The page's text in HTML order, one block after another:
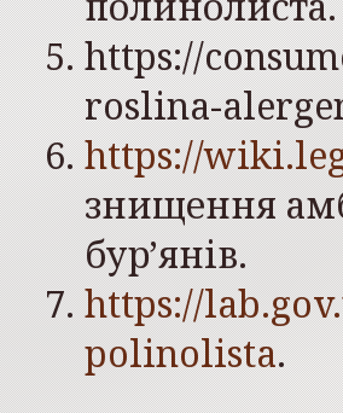
https://
roslina-
https://
знищення
бур’янів.
https://
polinolista.